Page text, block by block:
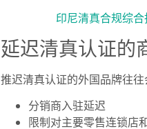
印尼清真合规综合
延迟清真认证的
推迟清真认证的外国品牌往往
分销商入驻延迟
限制对主要零售连锁店